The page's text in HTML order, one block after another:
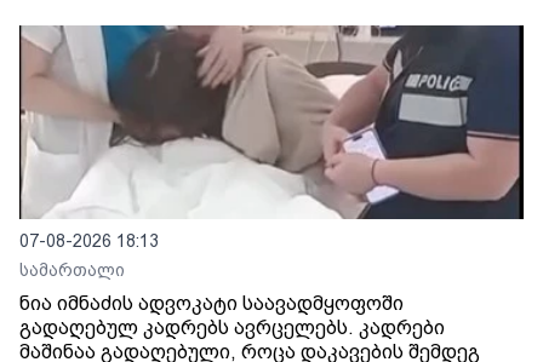
07-08-2026 18:13
სამართალი
ნია იმნაძის ადვოკატი საავადმყოფოში
გადაღებულ კადრებს ავრცელებს. კადრები
მაშინაა გადაღებული, როცა დაკავების შემდეგ